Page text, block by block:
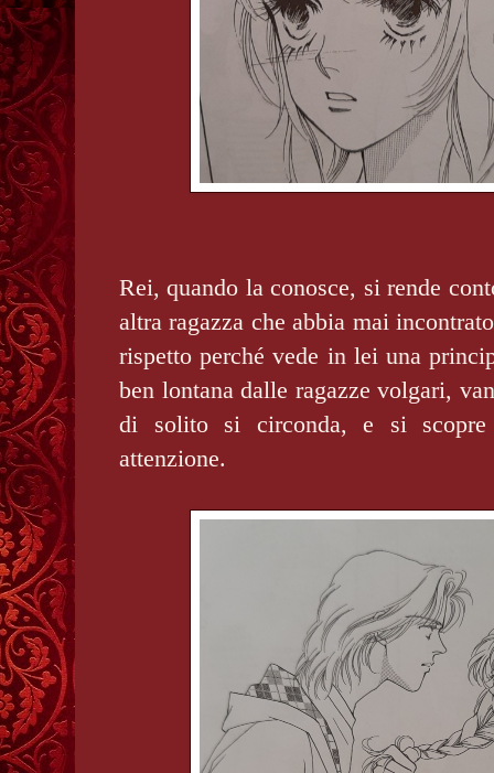
Rei, quando la conosce, si rende
altra ragazza che abbia mai
rispetto perché vede in lei una
ben lontana dalle ragazze volgari,
di solito si circonda, e si scopre
attenzione.